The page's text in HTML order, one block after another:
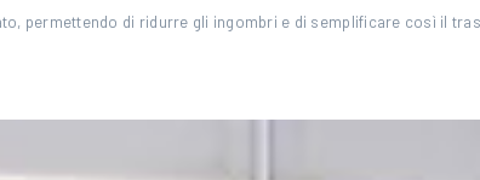
permettendo di ridurre gli ingombri e di semplificare così il